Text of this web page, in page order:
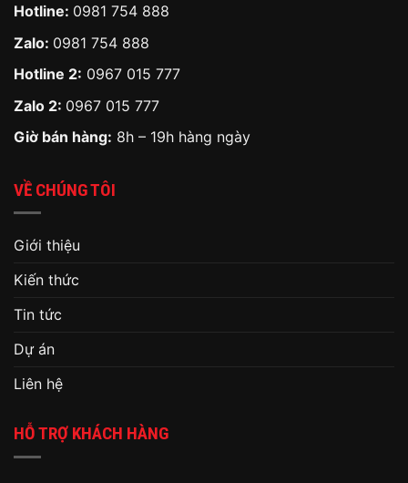
Hotline: 0981 754 888
Zalo: 0981 754 888
Hotline 2: 0967 015 777
Zalo 2: 0967 015 777
Giờ bán hàng: 8h – 19h hàng ngày
VỀ CHÚNG TÔI
Giới thiệu
Kiến thức
Tin tức
Dự án
Liên hệ
HỖ TRỢ KHÁCH HÀNG